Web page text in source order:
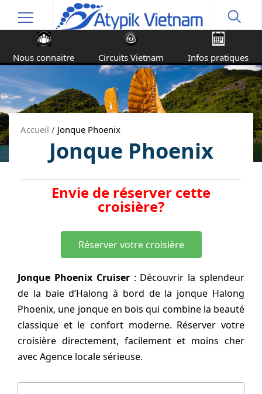
Nous connaitre Circuits Vietnam Infos pratiques
Accueil / Jonque Phoenix
Jonque Phoenix
Envie de réserver cette
croisière?
Réserver votre croisière
Jonque Phoenix Cruiser: Découvrir la splendeur
de la baie d’Halong à bord de la jonque Halong
Phoenix, une jonque en bois qui combine la beauté
classique et le confort moderne. Réserver votre
croisière directement, facilement et moins cher
avec Agence locale sérieuse.